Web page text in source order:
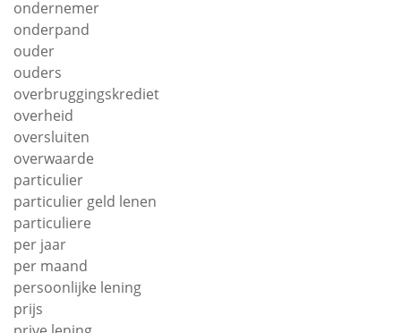
ondernemer
onderpand
ouder
ouders
overbruggingskrediet
overheid
oversluiten
overwaarde
particulier
particulier geld lenen
particuliere
per jaar
per maand
persoonlijke lening
prijs